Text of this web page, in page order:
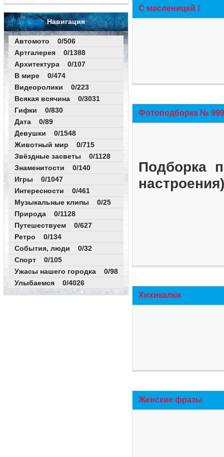
Навигация
Автомото 0/506
Артгалерея 0/1388
Архитектура 0/107
В мире 0/474
Видеоролики 0/223
Всякая всячина 0/3031
Гифки 0/830
Дата 0/89
Девушки 0/1548
Животный мир 0/715
Звёздные засветы 0/1128
Знаменитости 0/140
Игры 0/1047
Интересности 0/461
Музыкальные клипы 0/25
Природа 0/1128
Путешествуем 0/627
Ретро 0/134
События, люди 0/32
Спорт 0/105
Ужасы нашего городка 0/98
Улыбаемся 0/4026
С масленицей !
Фотоподборка №
Подборка
Хихикалки
Женские фразы